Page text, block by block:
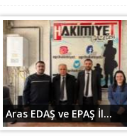
Aras EDAŞ ve EPAŞ İl...